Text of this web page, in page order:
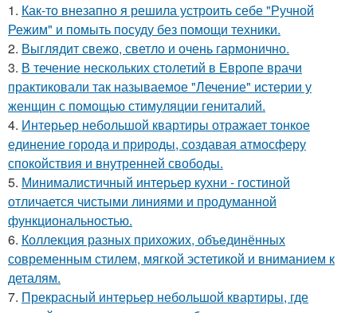
1. Как-то внезапно я решила устроить себе "Ручной
Режим" и помыть посуду без помощи техники.
2. Выглядит свежо, светло и очень гармонично.
3. В течение нескольких столетий в Европе врачи
практиковали так называемое "Лечение" истерии у
женщин с помощью стимуляции гениталий.
4. Интерьер небольшой квартиры отражает тонкое
единение города и природы, создавая атмосферу
спокойствия и внутренней свободы.
5. Минималистичный интерьер кухни - гостиной
отличается чистыми линиями и продуманной
функциональностью.
6. Коллекция разных прихожих, объединённых
современным стилем, мягкой эстетикой и вниманием к
деталям.
7. Прекрасный интерьер небольшой квартиры, где